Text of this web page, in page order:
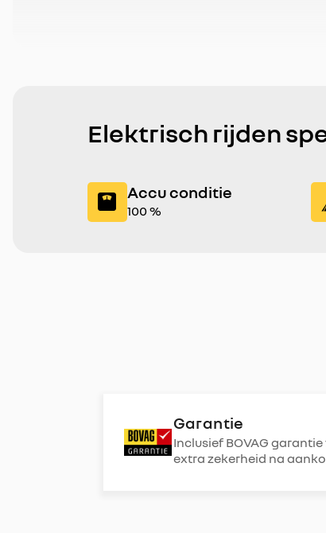
Elektrisch rijden
Accu conditie
100 %
Garantie
Inclusief BOVAG
extra zekerheid na